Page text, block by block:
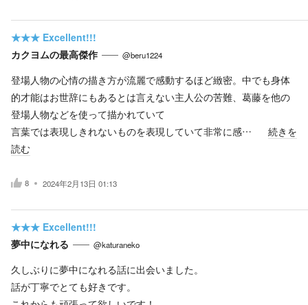
★★★ Excellent!!!
カクヨムの最高傑作
@beru1224
登場人物の心情の描き方が流麗で感動するほど緻密。中でも身体
的才能はお世辞にもあるとは言えない主人公の苦難、葛藤を他の
登場人物などを使って描かれていて
言葉では表現しきれないものを表現していて非常に感…
続きを
読む
8 2024年2月13日 01:13
★★★ Excellent!!!
夢中になれる
@katuraneko
久しぶりに夢中になれる話に出会いました。
話が丁寧でとても好きです。